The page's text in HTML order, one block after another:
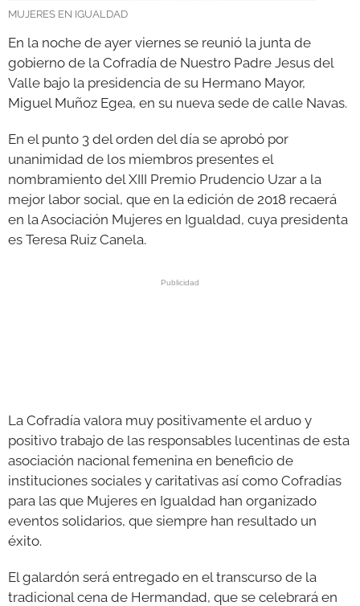
MUJERES EN IGUALDAD
En la noche de ayer viernes se reunió la junta de
gobierno de la Cofradía de Nuestro Padre Jesus del
Valle bajo la presidencia de su Hermano Mayor,
Miguel Muñoz Egea, en su nueva sede de calle Navas.
En el punto 3 del orden del día se aprobó por
unanimidad de los miembros presentes el
nombramiento del XIII Premio Prudencio Uzar a la
mejor labor social, que en la edición de 2018 recaerá
en la Asociación Mujeres en Igualdad, cuya presidenta
es Teresa Ruiz Canela.
La Cofradía valora muy positivamente el arduo y
positivo trabajo de las responsables lucentinas de esta
asociación nacional femenina en beneficio de
instituciones sociales y caritativas así como Cofradías
para las que Mujeres en Igualdad han organizado
eventos solidarios, que siempre han resultado un
éxito.
El galardón será entregado en el transcurso de la
tradicional cena de Hermandad, que se celebrará en